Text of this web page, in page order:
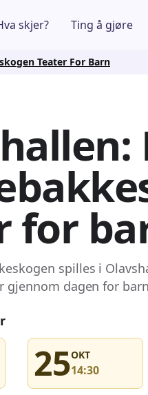
skjer? Ting å gjøre
Teater For Barn
for
spilles i
dagen for
25OKT
14:30